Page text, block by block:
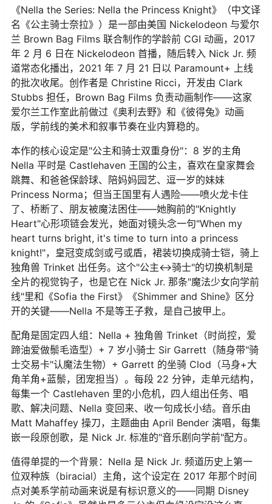
《Nella the Series: Nella the Princess Knight》（中文译
名《公主骑士奈拉》）是一部由美国 Nickelodeon 与爱尔
兰 Brown Bag Films 联合制作的学龄前 CGI 动画，2017
年 2 月 6 日在 Nickelodeon 首播，随后转入 Nick Jr. 频
道常态化播出，2021 年 7 月 21 日以 Paramount+ 上线
的批次收尾。创作者是 Christine Ricci，开发由 Clark
Stubbs 担任，Brown Bag Films 负责动画制作——这家
爱尔兰工作室此前做过《奥利去野》和《彼得兔》动画
版，学前线的美术和叙事节奏在业内算稳的。
本作的核心设定是"公主和骑士双重身份"：8 岁的主角
Nella 平时是 Castlehaven 王国的公主，喜欢在皇家舞会
跳舞、和爸爸保龄球、陪妈妈园艺、逗一岁的妹妹
Princess Norma；但当王国里有人遇险——喷火龙卡住
了、桥断了、朋友被魔法困住——她胸前的"Knightly
Heart"心形项链会发光，她面对镜头念一句"When my
heart turns bright, it's time to turn into a princess
knight!"，皇冠变成剑或弓或盾，裙装切换成骑士铠，骑上
独角兽 Trinket 出任务。这个"公主↔骑士"的切换机制是
全片的视觉钩子，也是它在 Nick Jr. 那条"魔法少女向学前
线"里和《Sofia the First》《Shimmer and Shine》区分
开的关键——Nella 不是等王子救，是自己披甲上。
配角是固定四人组：Nella + 独角兽 Trinket（时尚控，爱
蹄油爱做鬃毛造型）+ 7 岁小骑士 Sir Garrett（随身带"骑
士交易卡"认魔法生物）+ Garrett 的坐骑 Clod（马身+大
角羊角+蓝鬃，团宠担当）。每段 22 分钟，走单元结构，
每集一个 Castlehaven 里的小危机，四人组出任务、唱
歌、解决问题、Nella 变回来、收一句成长小结。音乐由
Matt Mahaffey 操刀，主题曲由 April Bender 演唱，每集
嵌一段原创歌，是 Nick Jr. 标准的"音乐剧向学前"配方。
值得单提的一个背景：Nella 是 Nick Jr. 频道历史上第一
位双种族（biracial）主角，这个设定在 2017 年那个时间
点对美系学前动画来说是有标识意义的——同期 Disney